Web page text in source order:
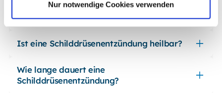
Nur notwendige Cookies verwenden
Wie fühlt sich eine geschwollene
Schilddrüse an?
Ist eine Schilddrüsenentzündung heilbar?
Wie lange dauert eine
Schilddrüsenentzündung?